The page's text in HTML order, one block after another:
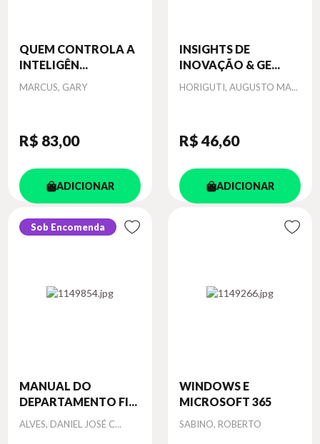
QUEM CONTROLA A
INTELIGÊN...
Autor
MARCUS, GARY
R$ 83,00
ADICIONAR
INSIGHTS DE
INOVAÇÃO & GE...
Autor
HORIGUTI, AUGUSTO MA...
R$ 46,60
ADICIONAR
Sob Encomenda
MANUAL DO
DEPARTAMENTO FI...
Autor
ALVES, DANIEL JOSÉ C...
WINDOWS E
MICROSOFT 365
Autor
SABINO, ROBERTO